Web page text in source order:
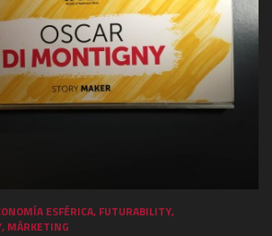
ESFÉRICA, FUTURABILITY,
, MÁRKETING